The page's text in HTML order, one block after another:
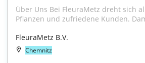
Über Uns Bei FleuraMetz dreht sich
Pflanzen und zufriedene Kunden.
FleuraMetz B.V.
Chemnitz